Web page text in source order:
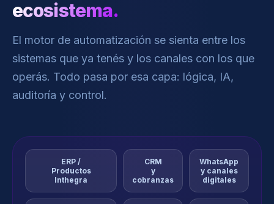
ecosistema.
El motor de automatización se sienta entre los
sistemas que ya tenés y los canales con los que
operás. Todo pasa por esa capa: lógica, IA,
auditoría y control.
ERP /
Productos
Inthegra
CRM
y
cobranzas
WhatsApp
y canales
digitales